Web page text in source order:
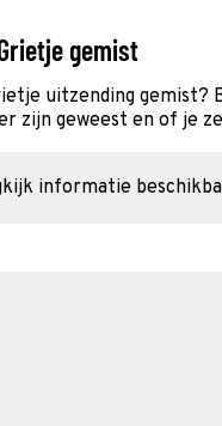
gemist
uitzending gemist?
zijn geweest en of je
informatie